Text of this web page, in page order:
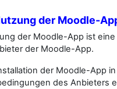
der Moodle-
der Moodle-App ist
der Moodle-App.
der Moodle-App
des Anbieters